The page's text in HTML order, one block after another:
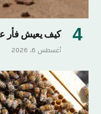
كيف يعيش فأر على
أغسطس 6, 2026